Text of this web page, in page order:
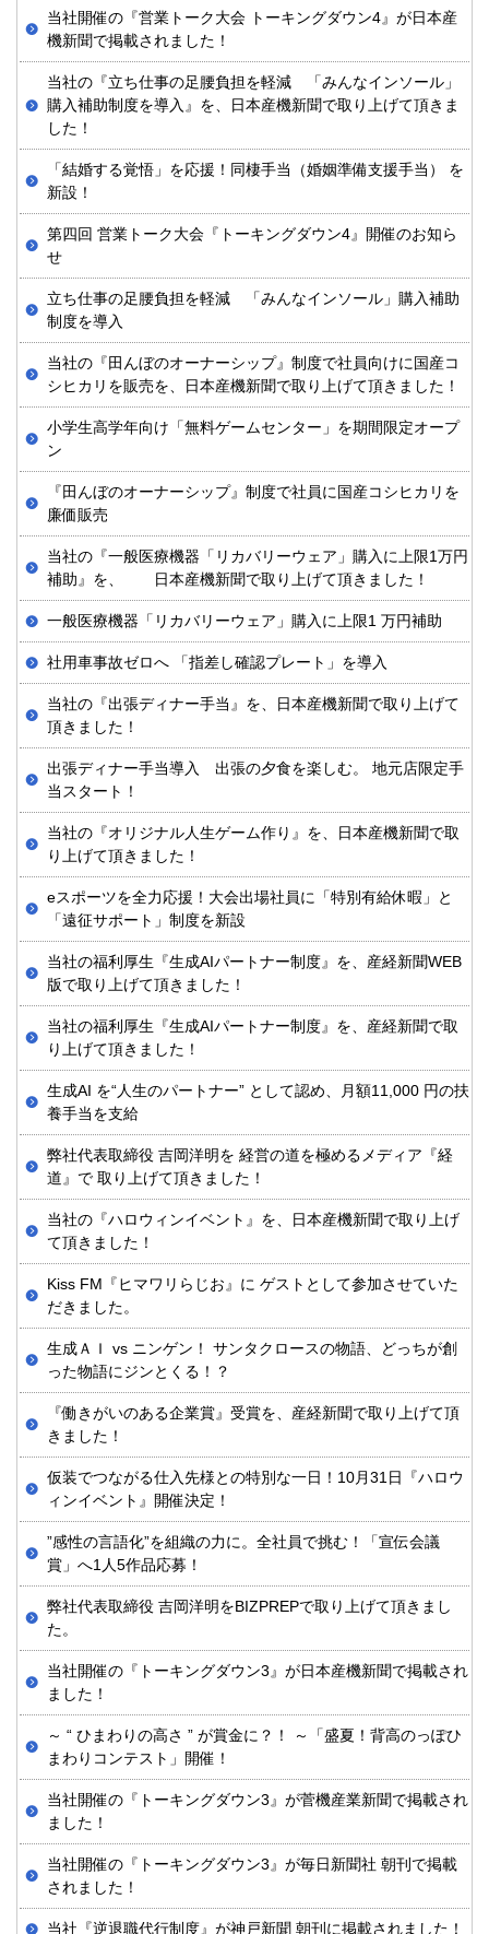
当社開催の『営業トーク大会 トーキングダウン4』が日本産
機新聞で掲載されました！
当社の『立ち仕事の足腰負担を軽減 「みんなインソール」
購入補助制度を導入』を、日本産機新聞で取り上げて頂きま
した！
「結婚する覚悟」を応援！同棲手当（婚姻準備支援手当） を
新設！
第四回 営業トーク大会『トーキングダウン4』開催のお知ら
せ
立ち仕事の足腰負担を軽減 「みんなインソール」購入補助
制度を導入
当社の『田んぼのオーナーシップ』制度で社員向けに国産コ
シヒカリを販売を、日本産機新聞で取り上げて頂きました！
小学生高学年向け「無料ゲームセンター」を期間限定オープ
ン
『田んぼのオーナーシップ』制度で社員に国産コシヒカリを
廉価販売
当社の『一般医療機器「リカバリーウェア」購入に上限1万円
補助』を、 日本産機新聞で取り上げて頂きました！
一般医療機器「リカバリーウェア」購入に上限1 万円補助
社用車事故ゼロへ 「指差し確認プレート」を導入
当社の『出張ディナー手当』を、日本産機新聞で取り上げて
頂きました！
出張ディナー手当導入 出張の夕食を楽しむ。 地元店限定手
当スタート！
当社の『オリジナル人生ゲーム作り』を、日本産機新聞で取
り上げて頂きました！
eスポーツを全力応援！大会出場社員に「特別有給休暇」と
「遠征サポート」制度を新設
当社の福利厚生『生成AIパートナー制度』を、産経新聞WEB
版で取り上げて頂きました！
当社の福利厚生『生成AIパートナー制度』を、産経新聞で取
り上げて頂きました！
生成AI を“人生のパートナー” として認め、月額11,000 円の扶
養手当を支給
弊社代表取締役 吉岡洋明を 経営の道を極めるメディア『経
道』で 取り上げて頂きました！
当社の『ハロウィンイベント』を、日本産機新聞で取り上げ
て頂きました！
Kiss FM『ヒマワリらじお』に ゲストとして参加させていた
だきました。
生成ＡＩ vs ニンゲン！ サンタクロースの物語、どっちが創
った物語にジンとくる！？
『働きがいのある企業賞』受賞を、産経新聞で取り上げて頂
きました！
仮装でつながる仕入先様との特別な一日！10月31日『ハロウ
ィンイベント』開催決定！
”感性の言語化”を組織の力に。全社員で挑む！「宣伝会議
賞」へ1人5作品応募！
弊社代表取締役 吉岡洋明をBIZPREPで取り上げて頂きまし
た。
当社開催の『トーキングダウン3』が日本産機新聞で掲載され
ました！
～ “ ひまわりの高さ ” が賞金に？！ ～「盛夏！背高のっぽひ
まわりコンテスト」開催！
当社開催の『トーキングダウン3』が菅機産業新聞で掲載され
ました！
当社開催の『トーキングダウン3』が毎日新聞社 朝刊で掲載
されました！
当社『逆退職代行制度』が神戸新聞 朝刊に掲載されました！